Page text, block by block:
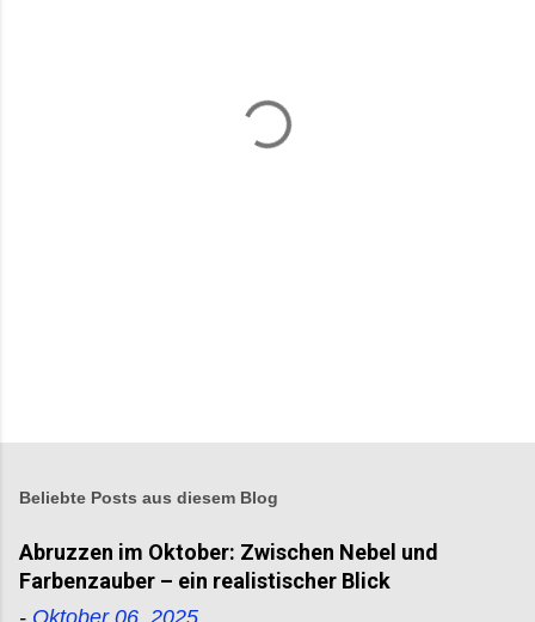
Beliebte Posts aus diesem Blog
Abruzzen im Oktober: Zwischen Nebel und
Farbenzauber – ein realistischer Blick